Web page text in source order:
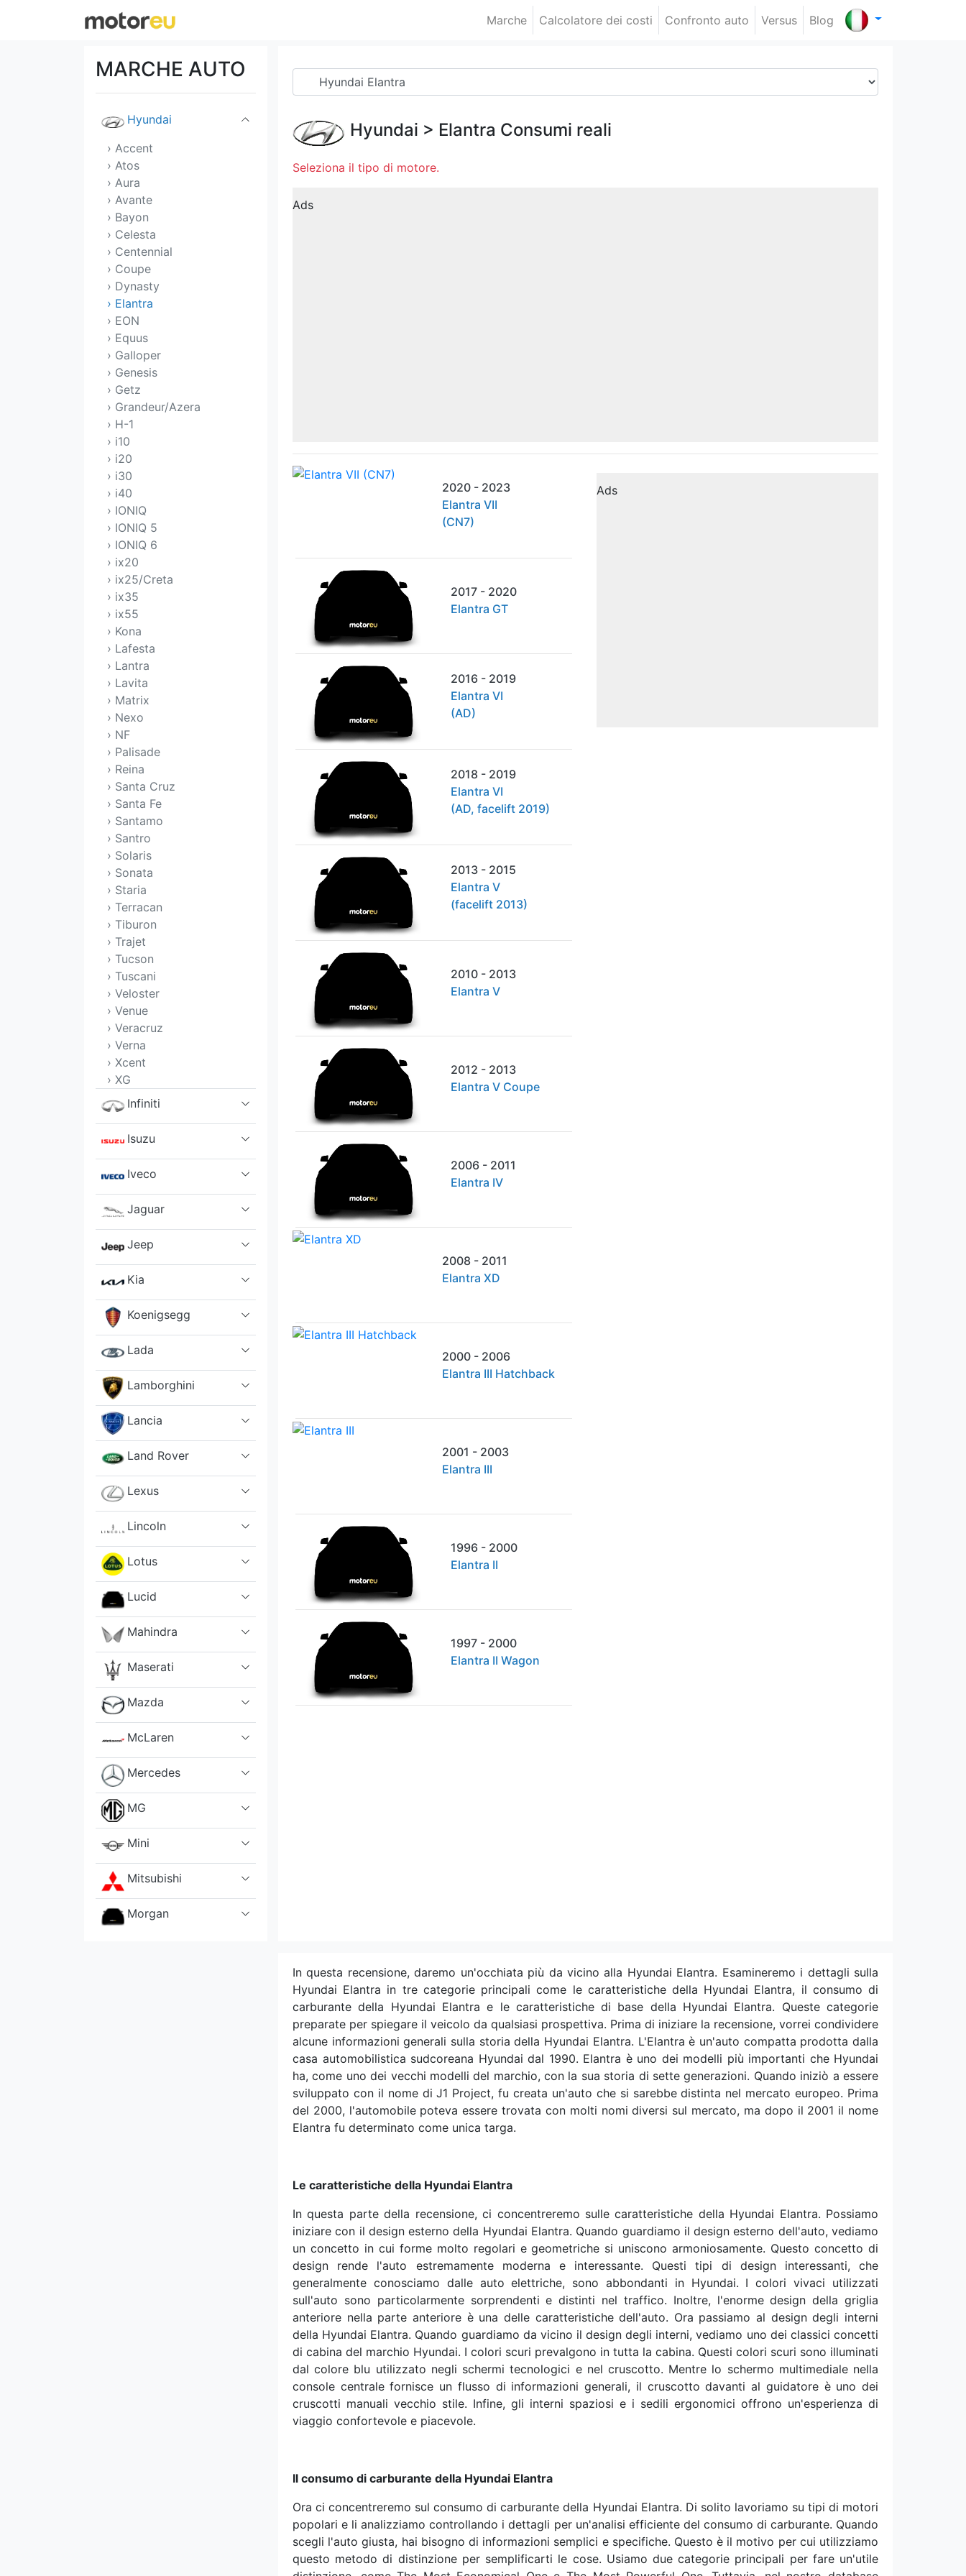
Marche Calcolatore dei costi Confronto auto Versus Blog
MARCHE AUTO
Hennessey
Hyundai
› Accent
› Atos
› Aura
› Avante
› Bayon
› Celesta
› Centennial
› Coupe
› Dynasty
› Elantra
› EON
› Equus
› Galloper
› Genesis
› Getz
› Grandeur/Azera
› H-1
› i10
› i20
› i30
› i40
› IONIQ
› IONIQ 5
› IONIQ 6
› ix20
› ix25/Creta
› ix35
› ix55
› Kona
› Lafesta
› Lantra
› Lavita
› Matrix
› Nexo
› NF
› Palisade
› Reina
› Santa Cruz
› Santa Fe
› Santamo
› Santro
› Solaris
› Sonata
› Staria
› Terracan
› Tiburon
› Trajet
› Tucson
› Tuscani
› Veloster
› Venue
› Veracruz
› Verna
› Xcent
› XG
Infiniti
Isuzu
Iveco
Jaguar
Jeep
Kia
Koenigsegg
Lada
Lamborghini
Lancia
Land Rover
Lexus
Lincoln
Lotus
Lucid
Mahindra
Maserati
Mazda
McLaren
Mercedes
MG
Mini
Mitsubishi
Morgan
Hyundai > Elantra Consumi reali
Seleziona il tipo di motore.
Ads
2020 - 2023
Elantra VII
(CN7)
2017 - 2020
Elantra GT
2016 - 2019
Elantra VI
(AD)
2018 - 2019
Elantra VI
(AD, facelift 2019)
2013 - 2015
Elantra V
(facelift 2013)
2010 - 2013
Elantra V
2012 - 2013
Elantra V Coupe
2006 - 2011
Elantra IV
2008 - 2011
Elantra XD
2000 - 2006
Elantra III Hatchback
2001 - 2003
Elantra III
1996 - 2000
Elantra II
1997 - 2000
Elantra II Wagon
Ads
In questa recensione, daremo un'occhiata più da vicino alla Hyundai Elantra. Esamineremo i dettagli sulla
Hyundai Elantra in tre categorie principali come le caratteristiche della Hyundai Elantra, il consumo di
carburante della Hyundai Elantra e le caratteristiche di base della Hyundai Elantra. Queste categorie
preparate per spiegare il veicolo da qualsiasi prospettiva. Prima di iniziare la recensione, vorrei condividere
alcune informazioni generali sulla storia della Hyundai Elantra. L'Elantra è un'auto compatta prodotta dalla
casa automobilistica sudcoreana Hyundai dal 1990. Elantra è uno dei modelli più importanti che Hyundai
ha, come uno dei vecchi modelli del marchio, con la sua storia di sette generazioni. Quando iniziò a essere
sviluppato con il nome di J1 Project, fu creata un'auto che si sarebbe distinta nel mercato europeo. Prima
del 2000, l'automobile poteva essere trovata con molti nomi diversi sul mercato, ma dopo il 2001 il nome
Elantra fu determinato come unica targa.
Le caratteristiche della Hyundai Elantra
In questa parte della recensione, ci concentreremo sulle caratteristiche della Hyundai Elantra. Possiamo
iniziare con il design esterno della Hyundai Elantra. Quando guardiamo il design esterno dell'auto, vediamo
un concetto in cui forme molto regolari e geometriche si uniscono armoniosamente. Questo concetto di
design rende l'auto estremamente moderna e interessante. Questi tipi di design interessanti, che
generalmente conosciamo dalle auto elettriche, sono abbondanti in Hyundai. I colori vivaci utilizzati
sull'auto sono particolarmente sorprendenti e distinti nel traffico. Inoltre, l'enorme design della griglia
anteriore nella parte anteriore è una delle caratteristiche dell'auto. Ora passiamo al design degli interni
della Hyundai Elantra. Quando guardiamo da vicino il design degli interni, vediamo uno dei classici concetti
di cabina del marchio Hyundai. I colori scuri prevalgono in tutta la cabina. Questi colori scuri sono illuminati
dal colore blu utilizzato negli schermi tecnologici e nel cruscotto. Mentre lo schermo multimediale nella
console centrale fornisce un flusso di informazioni generali, il cruscotto davanti al guidatore è uno dei
cruscotti manuali vecchio stile. Infine, gli interni spaziosi e i sedili ergonomici offrono un'esperienza di
viaggio confortevole e piacevole.
Il consumo di carburante della Hyundai Elantra
Ora ci concentreremo sul consumo di carburante della Hyundai Elantra. Di solito lavoriamo su tipi di motori
popolari e li analizziamo controllando i dettagli per un'analisi efficiente del consumo di carburante. Quando
scegli l'auto giusta, hai bisogno di informazioni semplici e specifiche. Questo è il motivo per cui utilizziamo
questo metodo di distinzione per semplificarti le cose. Usiamo due categorie principali per fare un'utile